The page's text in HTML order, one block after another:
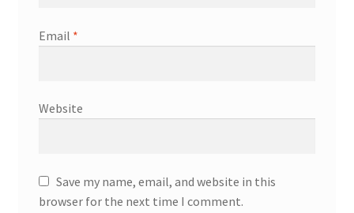
Email *
Website
Save my name, email, and website in this
browser for the next time I comment.